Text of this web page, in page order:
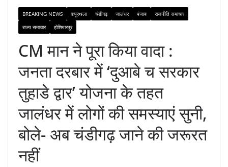
BREAKING NEWS कपूरथला चंडीगढ़ जालंधर पंजाब
राजनीति समाचार
राज्य समाचार
होशियारपुर
CM मान ने पूरा किया वादा :
जनता दरबार में ‘दुआबे च सरकार
तुहाडे द्वार’ योजना के तहत
जालंधर में लोगों की समस्याएं सुनी,
बोले- अब चंडीगढ़ जाने की जरूरत
नहीं